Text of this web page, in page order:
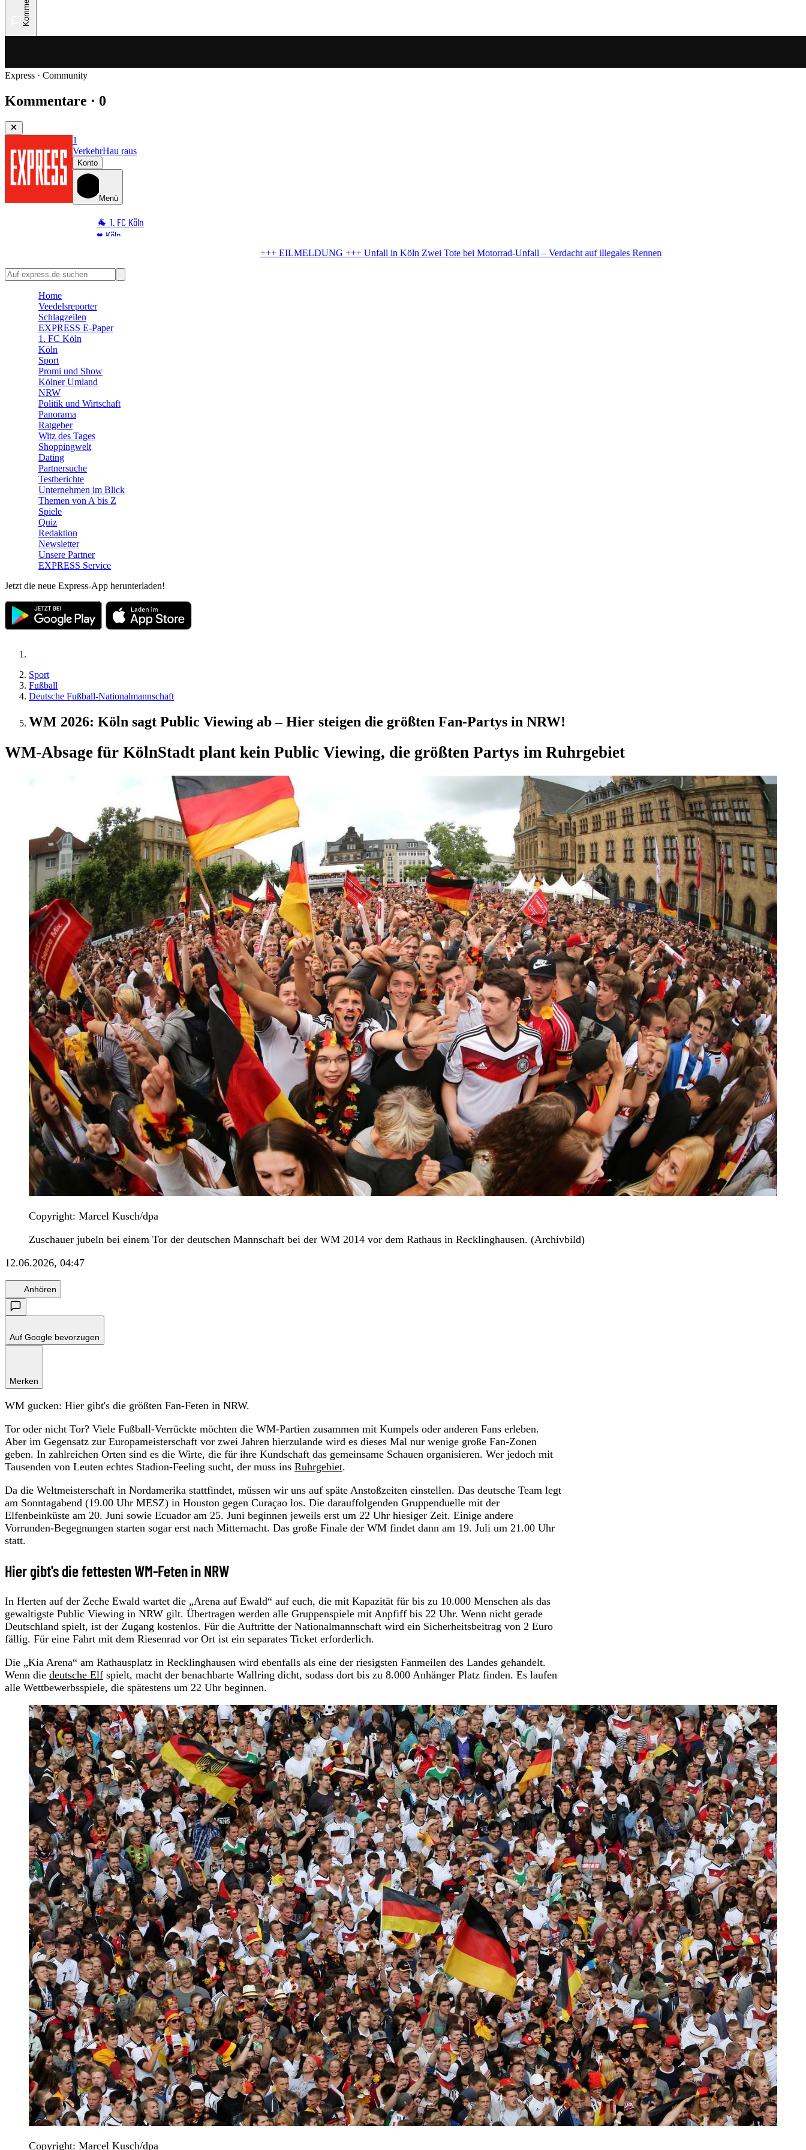
Express · Community
Kommentare · 0
1
VerkehrHau raus
Konto
Menü
🐐 1. FC Köln
♥️ Köln
🏆 Sport
🛒 Shoppingwelt
Zwei Tote bei Motorrad-Unfall – Verdacht auf illegales Rennen
Home
Veedelsreporter
Schlagzeilen
EXPRESS E-Paper
1. FC Köln
Köln
Sport
Promi und Show
Kölner Umland
NRW
Politik und Wirtschaft
Panorama
Ratgeber
Witz des Tages
Shoppingwelt
Dating
Partnersuche
Testberichte
Unternehmen im Blick
Themen von A bis Z
Spiele
Quiz
Redaktion
Newsletter
Unsere Partner
EXPRESS Service
Jetzt die neue Express-App herunterladen!
Sport
Fußball
Deutsche Fußball-Nationalmannschaft
WM 2026: Köln sagt Public Viewing ab – Hier steigen die größten Fan-Partys in NRW!
WM-Absage für KölnStadt plant kein Public Viewing, die größten Partys im Ruhrgebiet
Copyright: Marcel Kusch/dpa
Zuschauer jubeln bei einem Tor der deutschen Mannschaft bei der WM 2014 vor dem Rathaus in Recklinghausen. (Archivbild)
12.06.2026, 04:47
Anhören
Auf Google bevorzugen
Merken
WM gucken: Hier gibt's die größten Fan-Feten in NRW.
Tor oder nicht Tor? Viele Fußball-Verrückte möchten die WM-Partien zusammen mit Kumpels oder anderen Fans erleben.
Aber im Gegensatz zur Europameisterschaft vor zwei Jahren hierzulande wird es dieses Mal nur wenige große Fan-Zonen
geben. In zahlreichen Orten sind es die Wirte, die für ihre Kundschaft das gemeinsame Schauen organisieren. Wer jedoch mit
Tausenden von Leuten echtes Stadion-Feeling sucht, der muss ins Ruhrgebiet.
Da die Weltmeisterschaft in Nordamerika stattfindet, müssen wir uns auf späte Anstoßzeiten einstellen. Das deutsche Team legt
am Sonntagabend (19.00 Uhr MESZ) in Houston gegen Curaçao los. Die darauffolgenden Gruppenduelle mit der
Elfenbeinküste am 20. Juni sowie Ecuador am 25. Juni beginnen jeweils erst um 22 Uhr hiesiger Zeit. Einige andere
Vorrunden-Begegnungen starten sogar erst nach Mitternacht. Das große Finale der WM findet dann am 19. Juli um 21.00 Uhr
statt.
Hier gibt's die fettesten WM-Feten in NRW
In Herten auf der Zeche Ewald wartet die „Arena auf Ewald“ auf euch, die mit Kapazität für bis zu 10.000 Menschen als das
gewaltigste Public Viewing in NRW gilt. Übertragen werden alle Gruppenspiele mit Anpfiff bis 22 Uhr. Wenn nicht gerade
Deutschland spielt, ist der Zugang kostenlos. Für die Auftritte der Nationalmannschaft wird ein Sicherheitsbeitrag von 2 Euro
fällig. Für eine Fahrt mit dem Riesenrad vor Ort ist ein separates Ticket erforderlich.
Die „Kia Arena“ am Rathausplatz in Recklinghausen wird ebenfalls als eine der riesigsten Fanmeilen des Landes gehandelt.
Wenn die deutsche Elf spielt, macht der benachbarte Wallring dicht, sodass dort bis zu 8.000 Anhänger Platz finden. Es laufen
alle Wettbewerbsspiele, die spätestens um 22 Uhr beginnen.
Copyright: Marcel Kusch/dpa